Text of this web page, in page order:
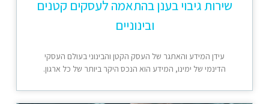
שירות גיבוי בענן בהתאמה לעסקים קטנים
ובינוניים
עידן המידע והאתגר של העסק הקטן והבינוני בעולם העסקי
הדינמי של ימינו, המידע הוא הנכס היקר ביותר של כל ארגון.